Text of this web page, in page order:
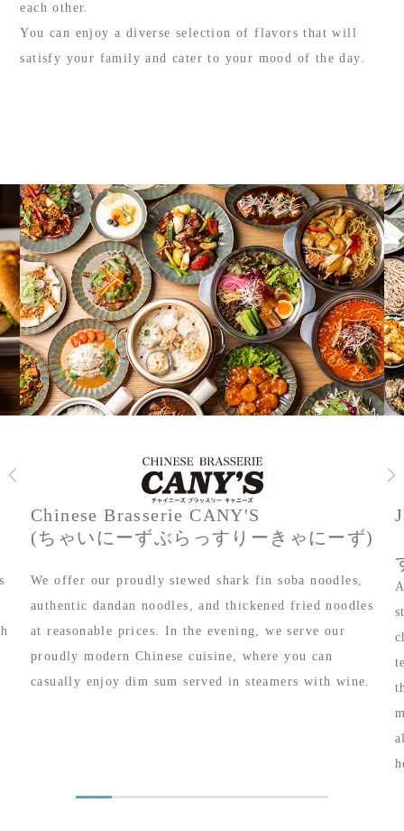
each other.
You can enjoy a diverse selection of flavors that will
satisfy your family and cater to your mood of the day.
Chinese Brasserie CANY'S
(ちゃいにーずぶらっすりーきゃにーず)
We offer our proudly stewed shark fin soba noodles,
authentic dandan noodles, and thickened fried noodles
at reasonable prices. In the evening, we serve our
proudly modern Chinese cuisine, where you can
casually enjoy dim sum served in steamers with wine.